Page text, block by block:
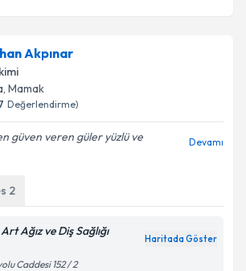
Akpınar
, Mamak
Değerlendirme)
güven veren güler yüzlü ve
Devamı
2
Ağız ve Diş Sağlığı
Haritada Göster
Caddesi 152 / 2